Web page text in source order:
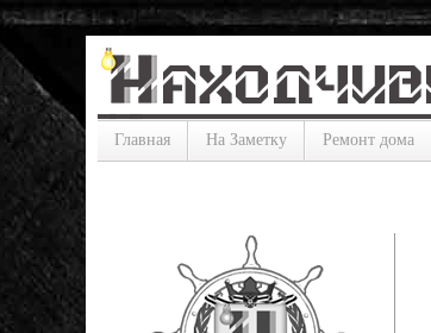
Главная На Заметку Ремонт дома